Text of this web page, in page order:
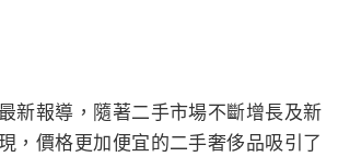
新報導，隨著二手市場不斷增長及新
，價格更加便宜的二手奢侈品吸引了